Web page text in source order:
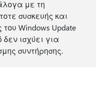
με τη
συσκευής και
Windows Update
δεν ισχύει για
συντήρησης.